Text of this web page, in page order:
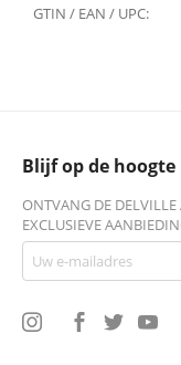
GTIN / EAN / UPC:
Blijf op de hoogte
ONTVANG DE DELVILLE
EXCLUSIEVE